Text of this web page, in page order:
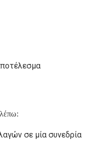
σε μία συνεδρία